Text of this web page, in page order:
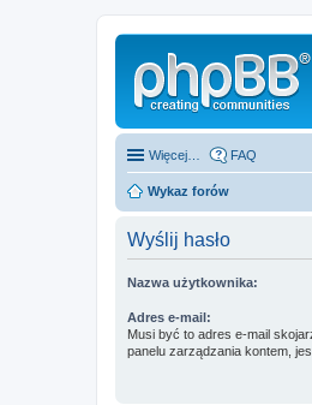
Więcej… FAQ
Wykaz forów
Wyślij hasło
Nazwa użytkownika:
Adres e-mail:
Musi być to adres e-mail
panelu zarządzania kontem,